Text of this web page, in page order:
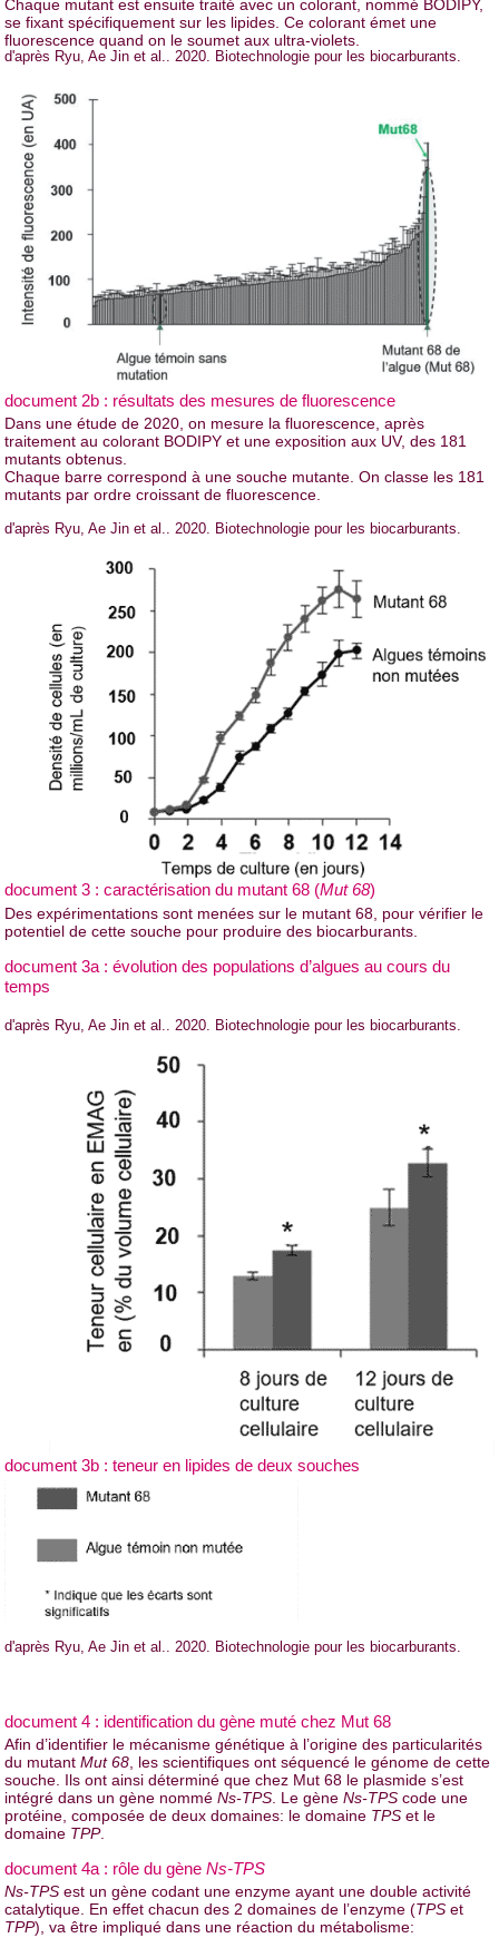
Chaque mutant est ensuite traité avec un colorant, nommé BODIPY,
se fixant spécifiquement sur les lipides. Ce colorant émet une
fluorescence quand on le soumet aux ultra-violets.
d'après Ryu, Ae Jin et al.. 2020. Biotechnologie pour les biocarburants.
document 2b : résultats des mesures de fluorescence
Dans une étude de 2020, on mesure la fluorescence, après
traitement au colorant BODIPY et une exposition aux UV, des 181
mutants obtenus.
Chaque barre correspond à une souche mutante. On classe les 181
mutants par ordre croissant de fluorescence.
d'après Ryu, Ae Jin et al.. 2020. Biotechnologie pour les biocarburants.
document 3 : caractérisation du mutant 68 (Mut 68)
Des expérimentations sont menées sur le mutant 68, pour vérifier le
potentiel de cette souche pour produire des biocarburants.
document 3a : évolution des populations d’algues au cours du
temps
d'après Ryu, Ae Jin et al.. 2020. Biotechnologie pour les biocarburants.
document 3b : teneur en lipides de deux souches
d'après Ryu, Ae Jin et al.. 2020. Biotechnologie pour les biocarburants.
document 4 : identification du gène muté chez Mut 68
Afin d’identifier le mécanisme génétique à l’origine des particularités
du mutant Mut 68 , les scientifiques ont séquencé le génome de cette
souche. Ils ont ainsi déterminé que chez Mut 68 le plasmide s’est
intégré dans un gène nommé Ns-TPS . Le gène Ns-TPS code une
protéine, composée de deux domaines: le domaine TPS et le
domaine TPP.
document 4a : rôle du gène Ns-TPS
Ns-TPS est un gène codant une enzyme ayant une double activité
catalytique. En effet chacun des 2 domaines de l’enzyme (TPS et
TPP), va être impliqué dans une réaction du métabolisme: